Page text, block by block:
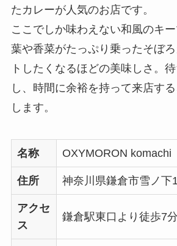
たカレーが人気のお店です。
ここでしか味わえない和風のキ
葉や香菜がたっぷり乗ったそぼ
トしたくなるほどの美味しさ。
し、時間に余裕を持って来店す
します。
名称 OXYMORON komachi
住所 神奈川県鎌倉市雪ノ下
アクセ
ス
鎌倉駅東口より徒歩7分